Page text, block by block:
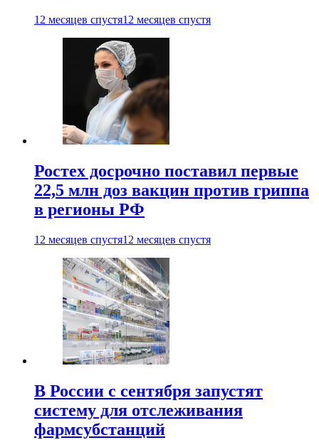
12 месяцев спустя12 месяцев спустя
Ростех досрочно поставил первые
22,5 млн доз вакцин против гриппа
в регионы РФ
12 месяцев спустя12 месяцев спустя
В России с сентября запустят
систему для отслеживания
фармсубстанций